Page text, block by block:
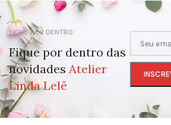
FIQUE POR DENTRO
Fique por dentro das
novidades Atelier
Linda Lelê